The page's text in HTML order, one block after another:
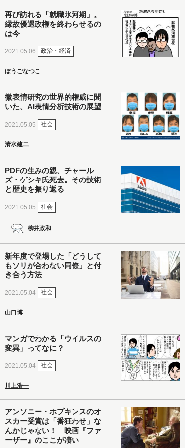
再び訪れる「就職氷河期」。
縁故優遇政権を終わらせるの
は今
2021.05.06 政治・経済
ぼうごなつこ
微表情研究の世界的権威に聞
いた、AI表情分析技術の展望
2021.05.05 社会
清水建二
PDFの生みの親、チャール
ズ・ゲシキ氏死去。その技術
と歴史を振り返る
2021.05.05 社会
柳井政和
新年度で登場した「どうして
もソリが合わない同僚」と付
き合う方法
2021.05.04 社会
山口博
マンガでわかる「ウイルスの
変異」ってなに？
2021.05.04 社会
川上浩一
アンソニー・ホプキンスのオ
スカー受賞は「番狂わせ」な
んかじゃない！ 映画『ファ
ーザー』のここが凄い